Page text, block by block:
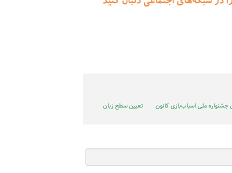
جشنواره ملی اسباب‌بازی کانون تعیین سطح زبان